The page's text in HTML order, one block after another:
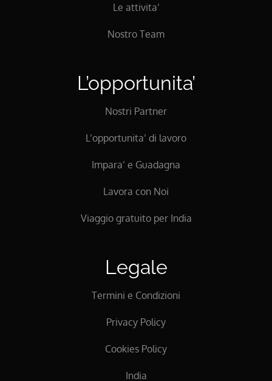
Le attivita’
Nostro Team
L’opportunita’
Nostri Partner
L’opportunita’ di lavoro
Impara’ e Guadagna
Lavora con Noi
Viaggio gratuito per India
Legale
Termini e Condizioni
Privacy Policy
Cookies Policy
India